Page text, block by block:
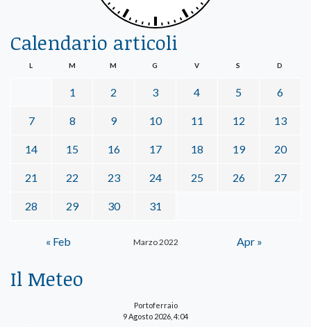
Calendario articoli
Marzo 2022
L M M G V S D
1 2 3 4 5 6
7 8 9 10 11 12 13
14 15 16 17 18 19 20
21 22 23 24 25 26 27
28 29 30 31
« Feb Apr »
Il Meteo
Portoferraio
9 Agosto 2026, 4:04